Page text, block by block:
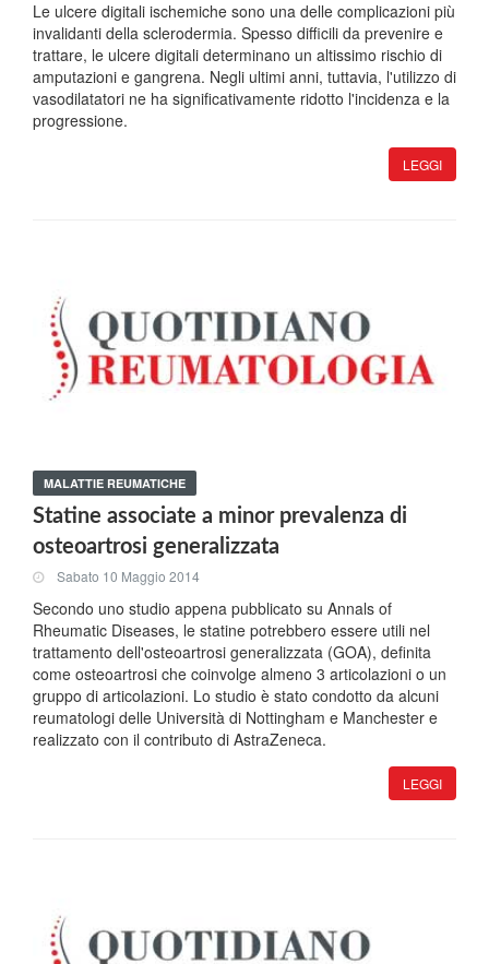
Le ulcere digitali ischemiche sono una delle complicazioni più
invalidanti della sclerodermia. Spesso difficili da prevenire e
trattare, le ulcere digitali determinano un altissimo rischio di
amputazioni e gangrena. Negli ultimi anni, tuttavia, l'utilizzo di
vasodilatatori ne ha significativamente ridotto l'incidenza e la
progressione.
LEGGI
MALATTIE REUMATICHE
Statine associate a minor prevalenza di
osteoartrosi generalizzata
Sabato 10 Maggio 2014
Secondo uno studio appena pubblicato su Annals of
Rheumatic Diseases, le statine potrebbero essere utili nel
trattamento dell'osteoartrosi generalizzata (GOA), definita
come osteoartrosi che coinvolge almeno 3 articolazioni o un
gruppo di articolazioni. Lo studio è stato condotto da alcuni
reumatologi delle Università di Nottingham e Manchester e
realizzato con il contributo di AstraZeneca.
LEGGI